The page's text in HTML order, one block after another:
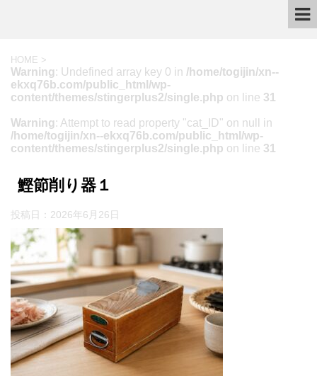
HOME >
Warning: Undefined array key 0 in /home/togijin/xn--
ekxq76b.com/public_html/wp-
content/themes/stingerplus2/single.php on line 31
Warning: Attempt to read property "cat_ID" on null in
/home/togijin/xn--ekxq76b.com/public_html/wp-
content/themes/stingerplus2/single.php on line 31
鰹節削り器１
投稿日： 2026年6月26日